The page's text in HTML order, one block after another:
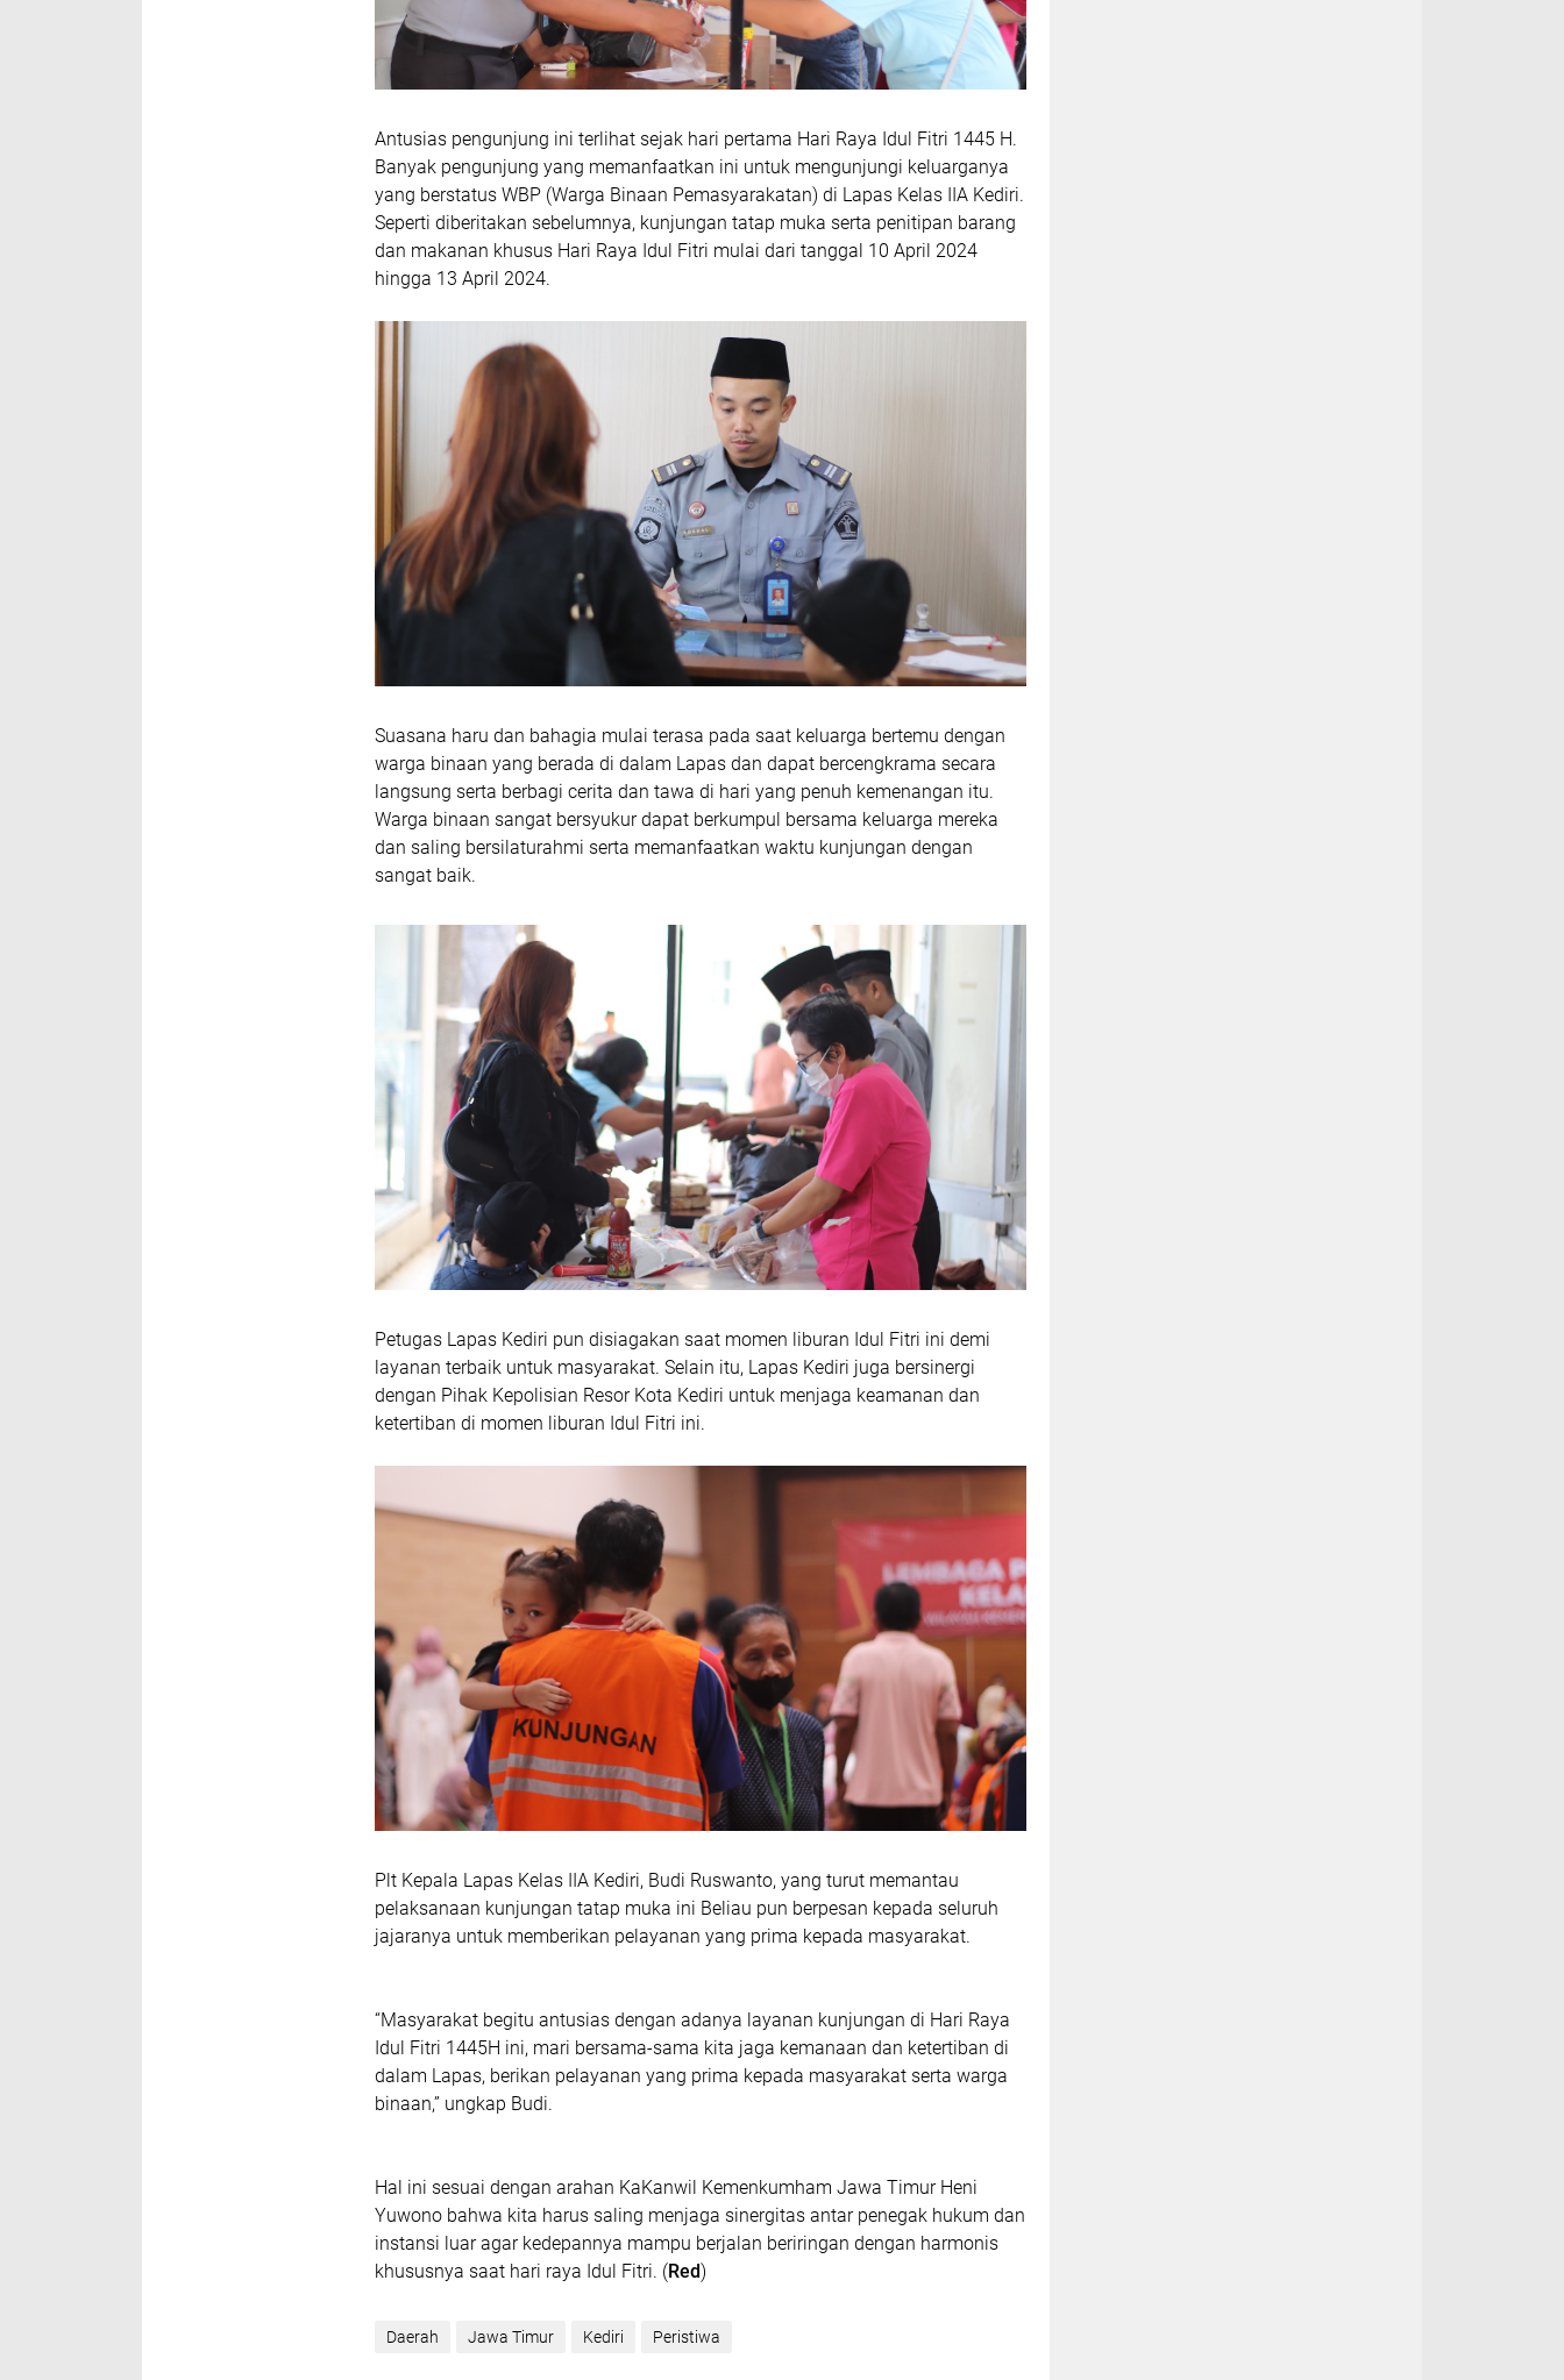
Antusias pengunjung ini terlihat sejak hari pertama Hari Raya Idul Fitri 1445 H.
Banyak pengunjung yang memanfaatkan ini untuk mengunjungi keluarganya
yang berstatus WBP (Warga Binaan Pemasyarakatan) di Lapas Kelas IIA Kediri.
Seperti diberitakan sebelumnya, kunjungan tatap muka serta penitipan barang
dan makanan khusus Hari Raya Idul Fitri mulai dari tanggal 10 April 2024
hingga 13 April 2024.
Suasana haru dan bahagia mulai terasa pada saat keluarga bertemu dengan
warga binaan yang berada di dalam Lapas dan dapat bercengkrama secara
langsung serta berbagi cerita dan tawa di hari yang penuh kemenangan itu.
Warga binaan sangat bersyukur dapat berkumpul bersama keluarga mereka
dan saling bersilaturahmi serta memanfaatkan waktu kunjungan dengan
sangat baik.
Petugas Lapas Kediri pun disiagakan saat momen liburan Idul Fitri ini demi
layanan terbaik untuk masyarakat. Selain itu, Lapas Kediri juga bersinergi
dengan Pihak Kepolisian Resor Kota Kediri untuk menjaga keamanan dan
ketertiban di momen liburan Idul Fitri ini.
Plt Kepala Lapas Kelas IIA Kediri, Budi Ruswanto, yang turut memantau
pelaksanaan kunjungan tatap muka ini Beliau pun berpesan kepada seluruh
jajaranya untuk memberikan pelayanan yang prima kepada masyarakat.
“Masyarakat begitu antusias dengan adanya layanan kunjungan di Hari Raya
Idul Fitri 1445H ini, mari bersama-sama kita jaga kemanaan dan ketertiban di
dalam Lapas, berikan pelayanan yang prima kepada masyarakat serta warga
binaan,” ungkap Budi.
Hal ini sesuai dengan arahan KaKanwil Kemenkumham Jawa Timur Heni
Yuwono bahwa kita harus saling menjaga sinergitas antar penegak hukum dan
instansi luar agar kedepannya mampu berjalan beriringan dengan harmonis
khususnya saat hari raya Idul Fitri. (Red)
Daerah Jawa Timur Kediri Peristiwa